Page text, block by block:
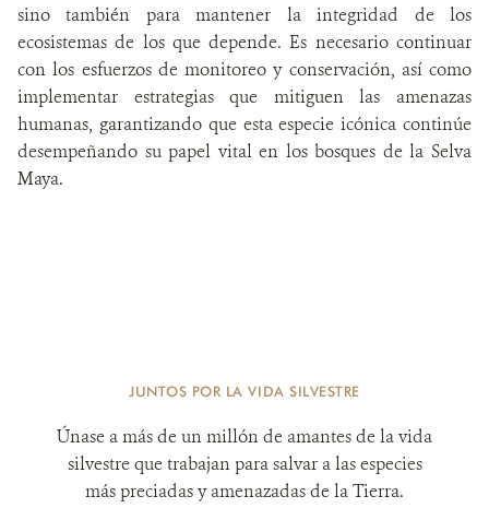
sino también para mantener la integridad de los
ecosistemas de los que depende. Es necesario continuar
con los esfuerzos de monitoreo y conservación, así como
implementar estrategias que mitiguen las amenazas
humanas, garantizando que esta especie icónica continúe
desempeñando su papel vital en los bosques de la Selva
Maya.
JUNTOS POR LA VIDA SILVESTRE
Únase a más de un millón de amantes de la vida
silvestre que trabajan para salvar a las especies
más preciadas y amenazadas de la Tierra.